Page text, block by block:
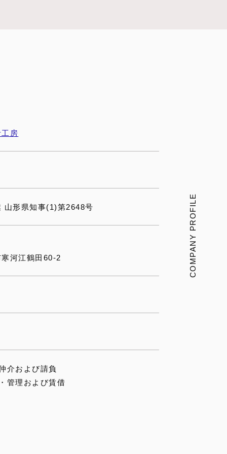
房
山形県知事(1)第2648号
河江鶴田60-2
介および請負
管理および賃借
COMPANY PROFILE